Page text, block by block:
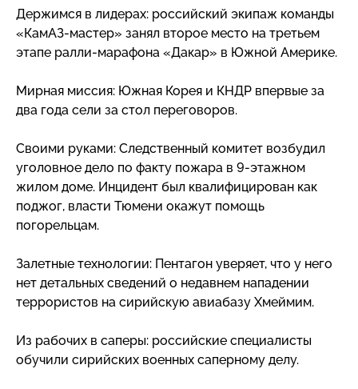
Держимся в лидерах: российский экипаж команды
«КамАЗ-мастер» занял второе место на третьем
этапе ралли-марафона «Дакар» в Южной Америке.
Мирная миссия: Южная Корея и КНДР впервые за
два года сели за стол переговоров.
Своими руками: Следственный комитет возбудил
уголовное дело по факту пожара в 9-этажном
жилом доме. Инцидент был квалифицирован как
поджог, власти Тюмени окажут помощь
погорельцам.
Залетные технологии: Пентагон уверяет, что у него
нет детальных сведений о недавнем нападении
террористов на сирийскую авиабазу Хмеймим.
Из рабочих в саперы: российские специалисты
обучили сирийских военных саперному делу.